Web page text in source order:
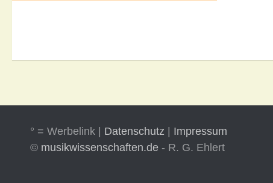
° = Werbelink | Datenschutz
Impressum
© musikwissenschaften.de - R. G. Ehlert